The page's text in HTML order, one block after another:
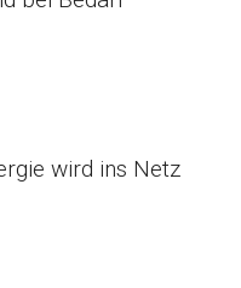
wird ins Netz